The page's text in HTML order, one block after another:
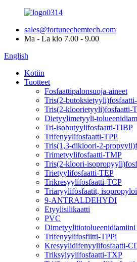
sales@fortunechemtech.com
Ma - La klo 7.00 - 9.00
English
Kotiin
Tuotteet
Fosfaattipalonsuoja-aineet
Tris(2-
Tris(2-kloorietyyli)fosfaatti-
Dietyylimetyyli-
Tri-isobutyylifosfaatti-TIBP
Trifenyylifosfaatti-TPP
Tris(1,3-dikloori-2-
Trimetyylifosfaatti-TMP
Tris(2-kloori-
Trietyylifosfaatti-TEP
Trikresyylifosfaatti-TCP
Triaryylifosfaatit,
9-ANTRALDEHYDI
Etyylisilikaatti
PVC
Trifenyylifosfiitti-TPPi
Kresyylidifenyylifosfaatti-
Triksylyylifosfaatti-TXP